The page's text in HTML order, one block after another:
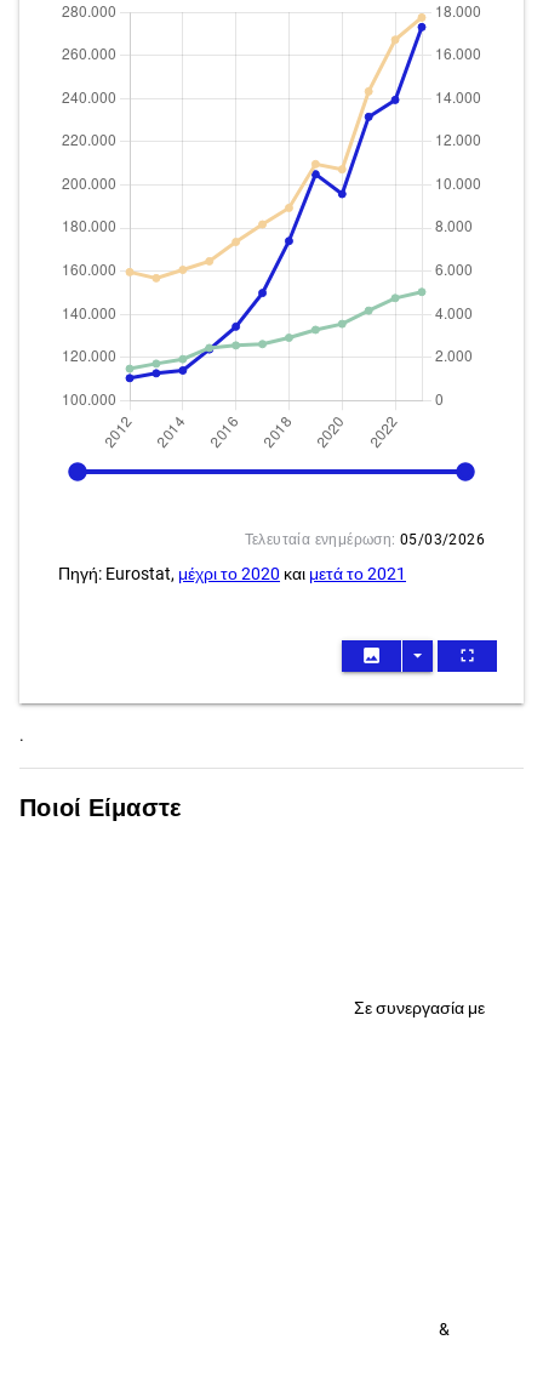
2012
Τελευταία ενημέρωση: 05/03/2026
Πηγή: Eurostat, μέχρι το 2020 και μετά το 2021
image arrow_drop_down fullscreen
.
Ποιοί Είμαστε
Σε συνεργασία με
&